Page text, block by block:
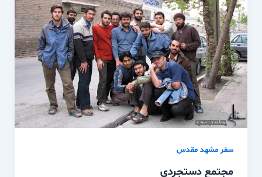
سفر مشهد مقدس
مجتمع دستجردي